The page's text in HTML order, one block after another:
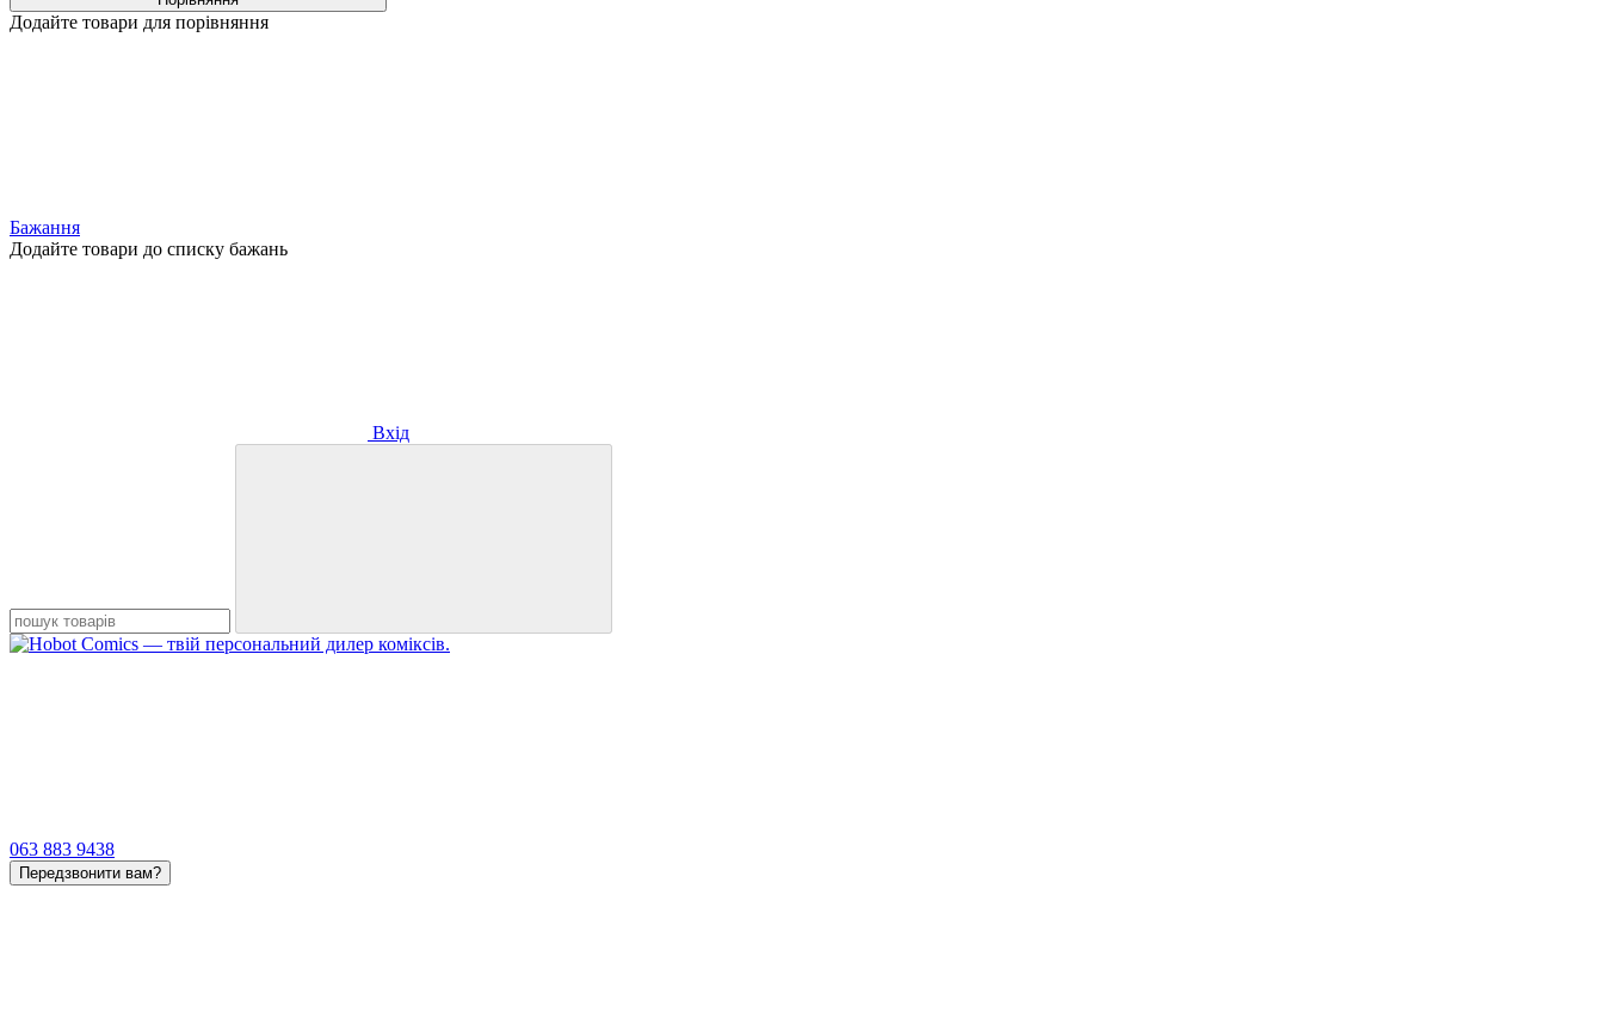
Додайте товари для порівняння
Бажання
Додайте товари до списку бажань
Вхід
063 883 9438
Передзвонити вам?